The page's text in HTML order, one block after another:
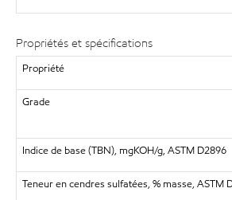
Propriétés et spécifications
Propriété
Grade
Indice de base (TBN), mgKOH/g, ASTM D2896
Teneur en cendres sulfatées, % masse, ASTM